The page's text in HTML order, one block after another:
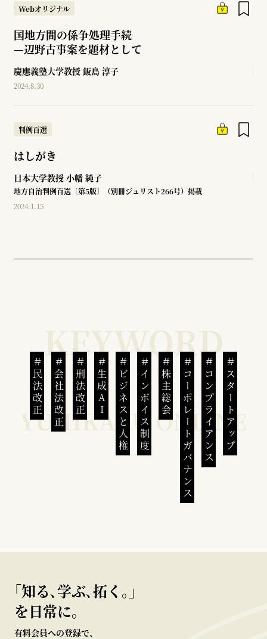
Webオリジナル
国地方間の係争処理手続
—辺野古事案を題材として
慶應義塾大学教授 飯島 淳子
2024.8.30
判例百選
はしがき
日本大学教授 小幡 純子
地方自治判例百選〔第5版〕（別冊ジュリスト266号）掲載
2024.1.15
民法改正 会社法改正 刑法改正 生成AI ビジネスと人権インボイス制度 株主総会 コーポレートガバナンスコンプライアンススタートアップ
｢知る､学ぶ､拓く｡｣
を日常に。
有料会員への登録で、